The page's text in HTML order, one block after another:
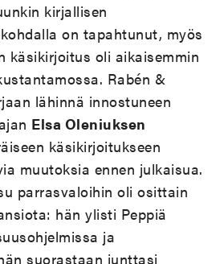
kirjallisen
on tapahtunut, myös
käsikirjoitus oli aikaisemmin
Rabén &
lähinnä innostuneen
Elsa Oleniuksen
käsikirjoitukseen
muutoksia ennen julkaisua.
parrasvaloihin oli osittain
hän ylisti Peppiä
ja
suorastaan junttasi